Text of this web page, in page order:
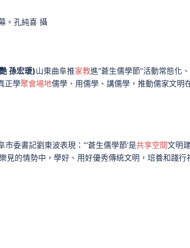
。孔純喜 攝
孫宏瑗)山東曲阜推家教進“蒼生儒學節”活動常態化、
正學聚會場地儒學、用儒學、講儒學，推動儒家文明
委書記劉東波表現：“‘蒼生儒學節’是共享空間文明
見的情勢中，學好、用好優秀傳統文明，培養和踐行